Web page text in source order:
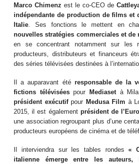
Marco Chimenzest le co-CEO de
indépendante de production de films et
Italie. Ses fonctions le mettent en
nouvelles stratégies commerciales et de
en se concentrant notamment sur les
producteurs, distributeurs et financeurs
des séries télévisées destinées à
Il a auparavant été responsable de la
fictions téléviséespour Mediasetà
président exécutifpour Medusa Film à
2015, il est également président de
une association regroupant plus d’une
producteurs européens de cinéma et de
Il interviendra sur les tables rondes «
italienne émerge entre les